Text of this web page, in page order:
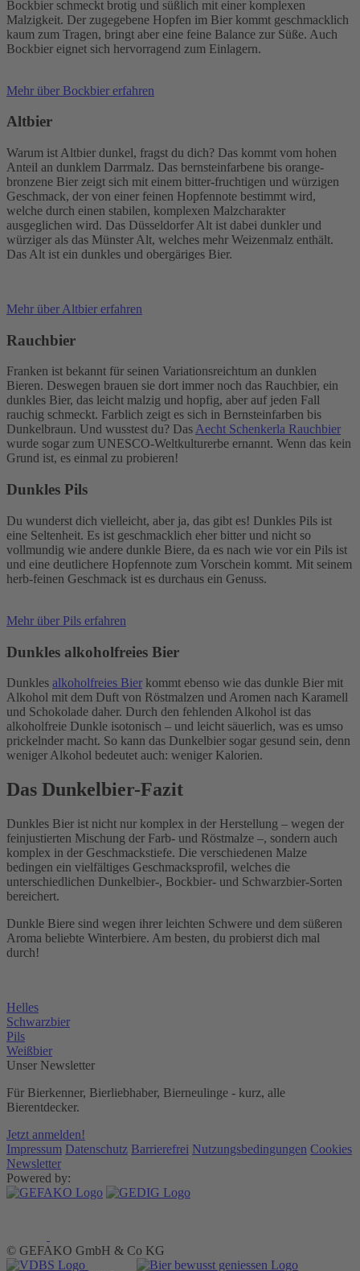
Bockbier schmeckt brotig und süßlich mit einer komplexen
Malzigkeit. Der zugegebene Hopfen im Bier kommt geschmacklich
kaum zum Tragen, bringt aber eine feine Balance zur Süße. Auch
Bockbier eignet sich hervorragend zum Einlagern.
Mehr über Bockbier erfahren
Altbier
Warum ist Altbier dunkel, fragst du dich? Das kommt vom hohen
Anteil an dunklem Darrmalz. Das bernsteinfarbene bis orange-
bronzene Bier zeigt sich mit einem bitter-fruchtigen und würzigen
Geschmack, der von einer feinen Hopfennote bestimmt wird,
welche durch einen stabilen, komplexen Malzcharakter
ausgeglichen wird. Das Düsseldorfer Alt ist dabei dunkler und
würziger als das Münster Alt, welches mehr Weizenmalz enthält.
Das Alt ist ein dunkles und obergäriges Bier.
Mehr über Altbier erfahren
Rauchbier
Franken ist bekannt für seinen Variationsreichtum an dunklen
Bieren. Deswegen brauen sie dort immer noch das Rauchbier, ein
dunkles Bier, das leicht malzig und hopfig, aber auf jeden Fall
rauchig schmeckt. Farblich zeigt es sich in Bernsteinfarben bis
Dunkelbraun. Und wusstest du? DasAecht Schenkerla Rauchbier
wurde sogar zum UNESCO-Weltkulturerbe ernannt. Wenn das kein
Grund ist, es einmal zu probieren!
Dunkles Pils
Du wunderst dich vielleicht, aber ja, das gibt es! Dunkles Pils ist
eine Seltenheit. Es ist geschmacklich eher bitter und nicht so
vollmundig wie andere dunkle Biere, da es nach wie vor ein Pils ist
und eine deutlichere Hopfennote zum Vorschein kommt. Mit seinem
herb-feinen Geschmack ist es durchaus ein Genuss.
Mehr über Pils erfahren
Dunkles alkoholfreies Bier
Dunkles alkoholfreies Bier kommt ebenso wie das dunkle Bier mit
Alkohol mit dem Duft von Röstmalzen und Aromen nach Karamell
und Schokolade daher. Durch den fehlenden Alkohol ist das
alkoholfreie Dunkle isotonisch – und leicht säuerlich, was es umso
prickelnder macht. So kann das Dunkelbier sogar gesund sein, denn
weniger Alkohol bedeutet auch: weniger Kalorien.
Das Dunkelbier-Fazit
Dunkles Bier ist nicht nur komplex in der Herstellung – wegen der
feinjustierten Mischung der Farb- und Röstmalze –, sondern auch
komplex in der Geschmackstiefe. Die verschiedenen Malze
bedingen ein vielfältiges Geschmacksprofil, welches die
unterschiedlichen Dunkelbier-, Bockbier- und Schwarzbier-Sorten
bereichert.
Dunkle Biere sind wegen ihrer leichten Schwere und dem süßeren
Aroma beliebte Winterbiere. Am besten, du probierst dich mal
durch!
Helles
Schwarzbier
Pils
Weißbier
Unser Newsletter
Für Bierkenner, Bierliebhaber, Bierneulinge - kurz, alle
Bierentdecker.
Jetzt anmelden!
Impressum Datenschutz Barrierefrei Nutzungsbedingungen Cookies
Newsletter
Powered by:
© GEFAKO GmbH & Co KG